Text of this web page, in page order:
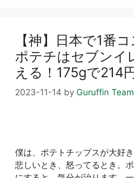
【神】日本で1番
ポテチはセブンイ
える！175gで214
2023-11-14 by Guruffin Team
僕は、ポテトチップスが大好
悲しいとき、怒ってるとき。